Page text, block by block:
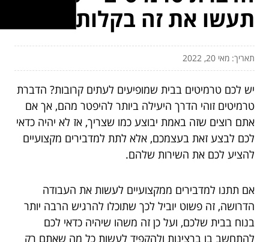
תעשו את זה בקלות
תאריך: מאי 20, 2022
יש לכם טרמיטים בבית שמופיעים לעתים קרובות? הדברת
טרמיטים זוהי הדרך היעילה ביותר להיפטר מהם, אך אם
אתם רוצים שזה באמת יבוצע כמו שצריך, אז לא יהיה כדאי
לכם לבצע זאת בעצמכם, אלא לתת למדבירים מקצועיים
להציע לכם את השירות שלהם.
אם תתנו למדבירים ממקצועיים לעשות את העבודה
הדרושה, זה פשוט יוביל לכך שתוכלו להרגיש הרבה יותר
בנוח בבית שלכם, ועל כן זה משהו שיהיה כדאי לכם
להתחשב בו ברצינות ולהקפיד לעשות כל מה שאתם רק